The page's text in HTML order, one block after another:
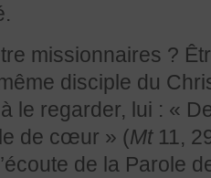
missionnaires ?
disciple du
le regarder, lui : «
de cœur » (Mt11,
de la Parole